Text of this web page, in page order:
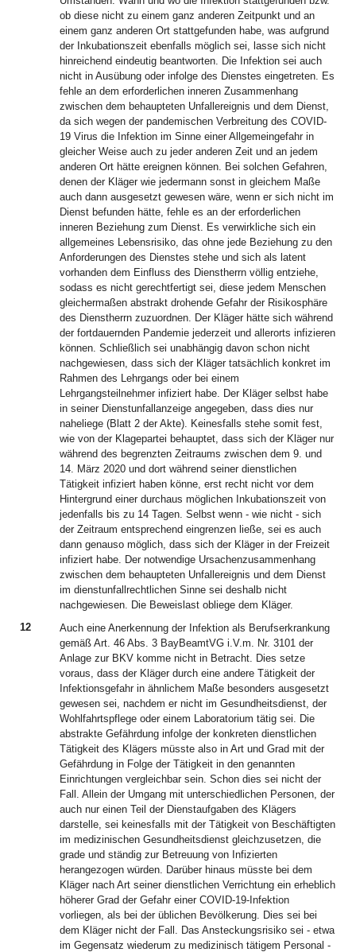
ob diese nicht zu einem ganz anderen Zeitpunkt und an
einem ganz anderen Ort stattgefunden habe, was aufgrund
der Inkubationszeit ebenfalls möglich sei, lasse sich nicht
hinreichend eindeutig beantworten. Die Infektion sei auch
nicht in Ausübung oder infolge des Dienstes eingetreten. Es
fehle an dem erforderlichen inneren Zusammenhang
zwischen dem behaupteten Unfallereignis und dem Dienst,
da sich wegen der pandemischen Verbreitung des COVID-
19 Virus die Infektion im Sinne einer Allgemeingefahr in
gleicher Weise auch zu jeder anderen Zeit und an jedem
anderen Ort hätte ereignen können. Bei solchen Gefahren,
denen der Kläger wie jedermann sonst in gleichem Maße
auch dann ausgesetzt gewesen wäre, wenn er sich nicht im
Dienst befunden hätte, fehle es an der erforderlichen
inneren Beziehung zum Dienst. Es verwirkliche sich ein
allgemeines Lebensrisiko, das ohne jede Beziehung zu den
Anforderungen des Dienstes stehe und sich als latent
vorhanden dem Einfluss des Dienstherrn völlig entziehe,
sodass es nicht gerechtfertigt sei, diese jedem Menschen
gleichermaßen abstrakt drohende Gefahr der Risikosphäre
des Dienstherrn zuzuordnen. Der Kläger hätte sich während
der fortdauernden Pandemie jederzeit und allerorts infizieren
können. Schließlich sei unabhängig davon schon nicht
nachgewiesen, dass sich der Kläger tatsächlich konkret im
Rahmen des Lehrgangs oder bei einem
Lehrgangsteilnehmer infiziert habe. Der Kläger selbst habe
in seiner Dienstunfallanzeige angegeben, dass dies nur
naheliege (Blatt 2 der Akte). Keinesfalls stehe somit fest,
wie von der Klagepartei behauptet, dass sich der Kläger nur
während des begrenzten Zeitraums zwischen dem 9. und
14. März 2020 und dort während seiner dienstlichen
Tätigkeit infiziert haben könne, erst recht nicht vor dem
Hintergrund einer durchaus möglichen Inkubationszeit von
jedenfalls bis zu 14 Tagen. Selbst wenn - wie nicht - sich
der Zeitraum entsprechend eingrenzen ließe, sei es auch
dann genauso möglich, dass sich der Kläger in der Freizeit
infiziert habe. Der notwendige Ursachenzusammenhang
zwischen dem behaupteten Unfallereignis und dem Dienst
im dienstunfallrechtlichen Sinne sei deshalb nicht
nachgewiesen. Die Beweislast obliege dem Kläger.
12
Auch eine Anerkennung der Infektion als Berufserkrankung
gemäß Art. 46 Abs. 3 BayBeamtVG i.V.m. Nr. 3101 der
Anlage zur BKV komme nicht in Betracht. Dies setze
voraus, dass der Kläger durch eine andere Tätigkeit der
Infektionsgefahr in ähnlichem Maße besonders ausgesetzt
gewesen sei, nachdem er nicht im Gesundheitsdienst, der
Wohlfahrtspflege oder einem Laboratorium tätig sei. Die
abstrakte Gefährdung infolge der konkreten dienstlichen
Tätigkeit des Klägers müsste also in Art und Grad mit der
Gefährdung in Folge der Tätigkeit in den genannten
Einrichtungen vergleichbar sein. Schon dies sei nicht der
Fall. Allein der Umgang mit unterschiedlichen Personen, der
auch nur einen Teil der Dienstaufgaben des Klägers
darstelle, sei keinesfalls mit der Tätigkeit von Beschäftigten
im medizinischen Gesundheitsdienst gleichzusetzen, die
grade und ständig zur Betreuung von Infizierten
herangezogen würden. Darüber hinaus müsste bei dem
Kläger nach Art seiner dienstlichen Verrichtung ein erheblich
höherer Grad der Gefahr einer COVID-19-Infektion
vorliegen, als bei der üblichen Bevölkerung. Dies sei bei
dem Kläger nicht der Fall. Das Ansteckungsrisiko sei - etwa
im Gegensatz wiederum zu medizinisch tätigem Personal -